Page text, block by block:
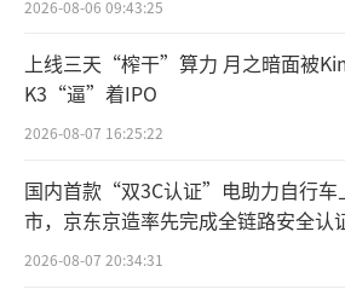
装，上面是没有‘白酒’这
允许”“买江津小曲就没有这
发酵白酒小金标），因为它
此番言论引起了江小白
日下午，江小白在微信公众
2026-08-06 09:43:25
上线三天“榨干”算力 月之暗面被
K3“逼”着IPO
2026-08-07 16:25:22
国内首款“双3C认证”电助力自行车
市，京东京造率先完成全链路安全认
2026-08-07 20:34:31